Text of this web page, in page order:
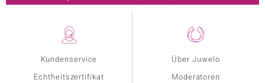
Kundenservice
Echtheitszertifikat
Über Juwelo
Moderatoren